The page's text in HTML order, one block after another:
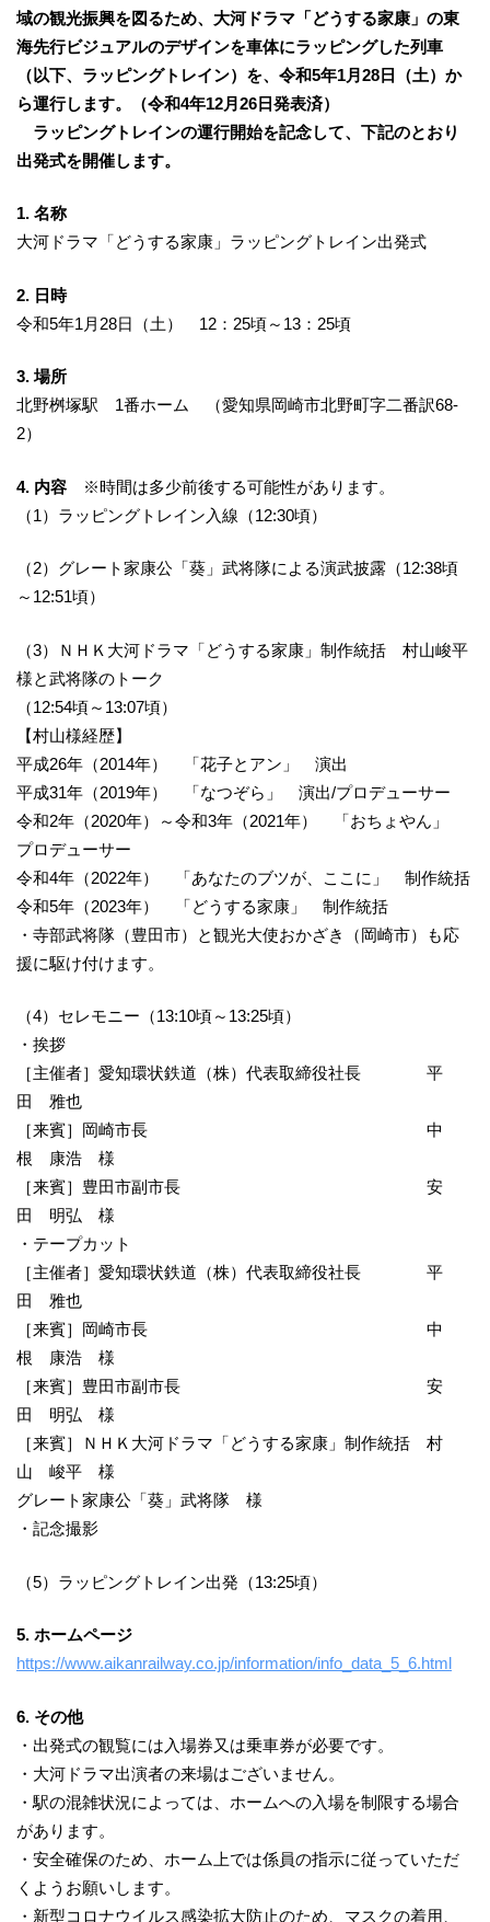
域の観光振興を図るため、大河ドラマ「どうする家康」の東
海先行ビジュアルのデザインを車体にラッピングした列車
（以下、ラッピングトレイン）を、令和5年1月28日（土）か
ら運行します。（令和4年12月26日発表済）
ラッピングトレインの運行開始を記念して、下記のとおり
出発式を開催します。
1. 名称
大河ドラマ「どうする家康」ラッピングトレイン出発式
2. 日時
令和5年1月28日（土） 12：25頃～13：25頃
3. 場所
北野桝塚駅 1番ホーム （愛知県岡崎市北野町字二番訳68-
2）
4. 内容 ※時間は多少前後する可能性があります。
（1）ラッピングトレイン入線（12:30頃）
（2）グレート家康公「葵」武将隊による演武披露（12:38頃
～12:51頃）
（3）ＮＨＫ大河ドラマ「どうする家康」制作統括 村山峻平
様と武将隊のトーク
（12:54頃～13:07頃）
【村山様経歴】
平成26年（2014年） 「花子とアン」 演出
平成31年（2019年） 「なつぞら」 演出/プロデューサー
令和2年（2020年）～令和3年（2021年） 「おちょやん」
プロデューサー
令和4年（2022年） 「あなたのブツが、ここに」 制作統括
令和5年（2023年） 「どうする家康」 制作統括
・寺部武将隊（豊田市）と観光大使おかざき（岡崎市）も応
援に駆け付けます。
（4）セレモニー（13:10頃～13:25頃）
・挨拶
［主催者］愛知環状鉄道（株）代表取締役社長 平
田 雅也
［来賓］岡崎市長 中
根 康浩 様
［来賓］豊田市副市長 安
田 明弘 様
・テープカット
［主催者］愛知環状鉄道（株）代表取締役社長 平
田 雅也
［来賓］岡崎市長 中
根 康浩 様
［来賓］豊田市副市長 安
田 明弘 様
［来賓］ＮＨＫ大河ドラマ「どうする家康」制作統括 村
山 峻平 様
グレート家康公「葵」武将隊 様
・記念撮影
（5）ラッピングトレイン出発（13:25頃）
5. ホームページ
https://www.aikanrailway.co.jp/information/info_data_5_6.html
6. その他
・出発式の観覧には入場券又は乗車券が必要です。
・大河ドラマ出演者の来場はございません。
・駅の混雑状況によっては、ホームへの入場を制限する場合
があります。
・安全確保のため、ホーム上では係員の指示に従っていただ
くようお願いします。
・新型コロナウイルス感染拡大防止のため、マスクの着用、